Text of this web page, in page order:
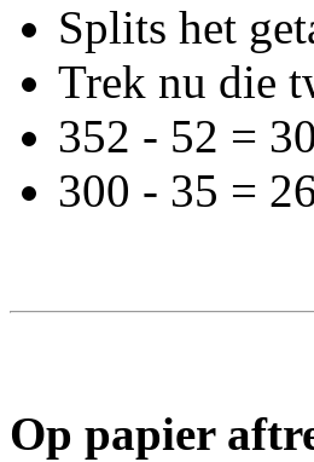
Splits het
Trek nu die
352 - 52 =
300 - 35 =
Op papier